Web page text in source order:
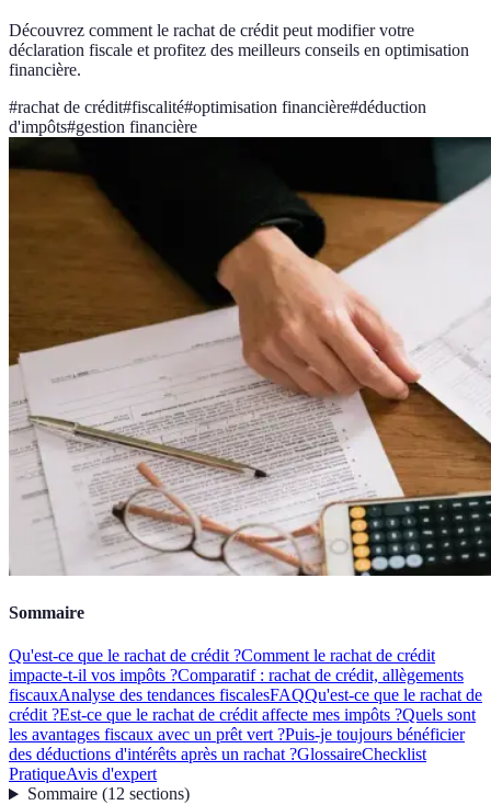
Découvrez comment le rachat de crédit peut modifier votre
déclaration fiscale et profitez des meilleurs conseils en optimisation
financière.
#rachat de crédit#fiscalité#optimisation financière#déduction
d'impôts#gestion financière
Sommaire
Qu'est-ce que le rachat de crédit ?Comment le rachat de crédit
impacte-t-il vos impôts ?Comparatif : rachat de crédit, allègements
fiscauxAnalyse des tendances fiscalesFAQQu'est-ce que le rachat de
crédit ?Est-ce que le rachat de crédit affecte mes impôts ?Quels sont
les avantages fiscaux avec un prêt vert ?Puis-je toujours bénéficier
des déductions d'intérêts après un rachat ?GlossaireChecklist
PratiqueAvis d'expert
Sommaire(12 sections)